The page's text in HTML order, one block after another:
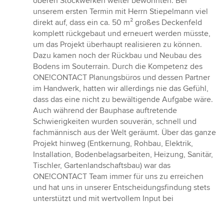
unserem ersten Termin mit Herrn Stiepelmann viel
direkt auf, dass ein ca. 50 m² großes Deckenfeld
komplett rückgebaut und erneuert werden müsste,
um das Projekt überhaupt realisieren zu können.
Dazu kamen noch der Rückbau und Neubau des
Bodens im Souterrain. Durch die Kompetenz des
ONE!CONTACT Planungsbüros und dessen Partner
im Handwerk, hatten wir allerdings nie das Gefühl,
dass das eine nicht zu bewältigende Aufgabe wäre.
Auch während der Bauphase auftretende
Schwierigkeiten wurden souverän, schnell und
fachmännisch aus der Welt geräumt. Über das ganze
Projekt hinweg (Entkernung, Rohbau, Elektrik,
Installation, Bodenbelagsarbeiten, Heizung, Sanitär,
Tischler, Gartenlandschaftsbau) war das
ONE!CONTACT Team immer für uns zu erreichen
und hat uns in unserer Entscheidungsfindung stets
unterstützt und mit wertvollem Input bei